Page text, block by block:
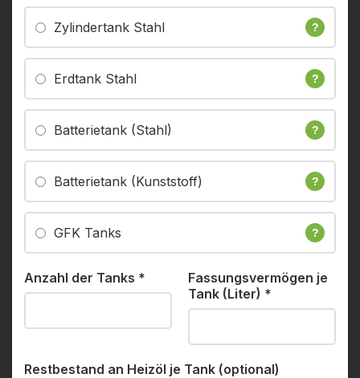
Zylindertank Stahl ?
Erdtank Stahl ?
Batterietank (Stahl) ?
Batterietank (Kunststoff) ?
GFK Tanks ?
Anzahl der Tanks *
Fassungsvermögen je
Tank (Liter) *
Restbestand an Heizöl je Tank (optional)